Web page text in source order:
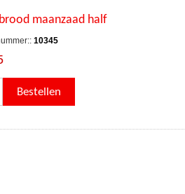
maanzaad half
10345